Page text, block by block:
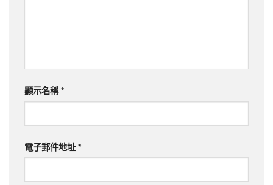
顯示名稱*
電子郵件地址*